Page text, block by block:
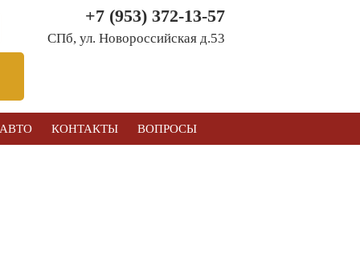
+7 (953) 372-13-57
СПб, ул. Новоросcийская д.53
КОНТАКТЫ ВОПРОСЫ